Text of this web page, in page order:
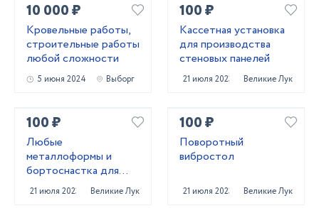
10 000 ₽
Кровельные работы,
строительные работы
любой сложности
5 июня 2024 Выборг
100 ₽
Кассетная установка
для производства
стеновых панелей
21 июля 2023 Великие Луки
100 ₽
Любые
металлоформы и
бортоснастка для
ваших ЖБИ от «М-
Конструктор»
21 июля 2023 Великие Луки
100 ₽
Поворотный
вибростол
21 июля 2023 Великие Луки